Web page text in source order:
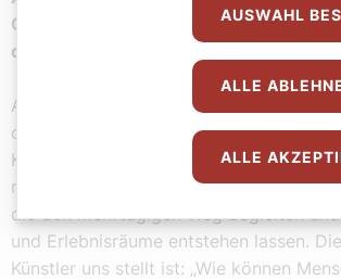
Garten, welche Projekte empfehlen sie
dem von Ihrem Team kuratierten
Am 7. Juli wird der „Große Welt-Raum-
der von Bad Ischl über das Tote
Künstler Christoph Viscorsum hat in
mit Andreas Hagelüken dafür
die den mehrtägigen Weg begleiten
und Erlebnisräume entstehen lassen.
Künstler uns stellt ist: „Wie können
AUSWAHL
ALLE
ALLE